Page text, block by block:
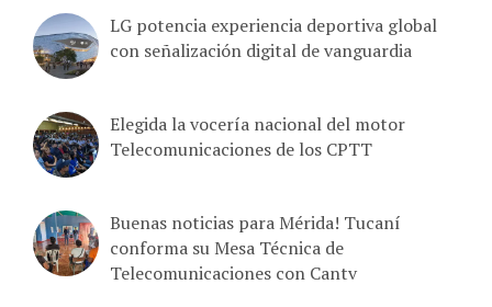
LG potencia experiencia deportiva global
con señalización digital de vanguardia
Elegida la vocería nacional del motor
Telecomunicaciones de los CPTT
Buenas noticias para Mérida! Tucaní
conforma su Mesa Técnica de
Telecomunicaciones con Cantv